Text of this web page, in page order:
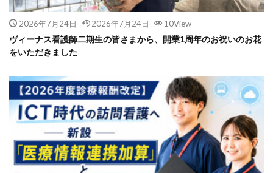
2026年7月24日 2026年7月24日 10View
ヴィーナス看護師二期生の皆さまから、開業1周年のお祝いのお花
をいただきました